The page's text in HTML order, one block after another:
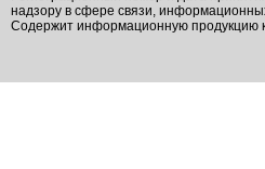
надзору в сфере связи,
Содержит информационную продукцию